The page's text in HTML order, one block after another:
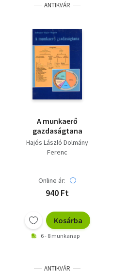
ANTIKVÁR
A munkaerő
gazdaságtana
Hajós László Dolmány
Ferenc
Online ár:
940 Ft
Kosárba
6 - 8 munkanap
ANTIKVÁR